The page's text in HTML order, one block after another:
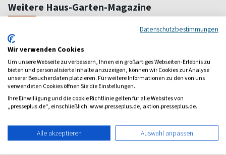
Weitere Haus-Garten-Magazine
Datenschutzbestimmungen
Wir verwenden Cookies
Um unsere Webseite zu verbessern, Ihnen ein großartiges Webseiten-Erlebnis zu
bieten und personalisierte Inhalte anzuzeigen, können wir Cookies zur Analyse
unserer Besucherdaten platzieren. Für weitere Informationen zu den von uns
verwendeten Cookies öffnen Sie die Einstellungen.
Ihre Einwilligung und die cookie Richtlinie gelten für alle Websites von
„presseplus.de“, einschließlich: www.presseplus.de, aktion.presseplus.de.
Alle akzeptieren Auswahl anpassen